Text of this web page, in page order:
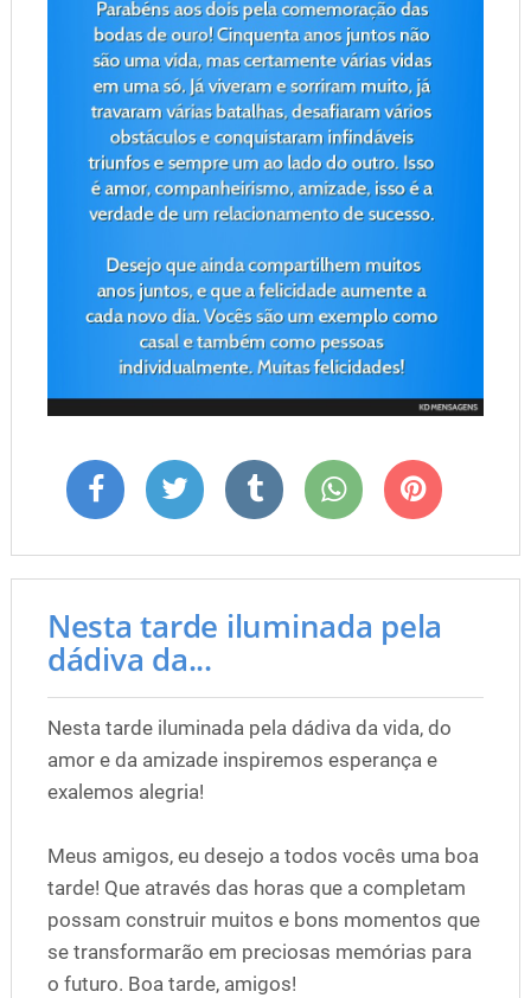
Nesta tarde iluminada pela
dádiva da...
Nesta tarde iluminada pela dádiva da vida, do
amor e da amizade inspiremos esperança e
exalemos alegria!
Meus amigos, eu desejo a todos vocês uma boa
tarde! Que através das horas que a completam
possam construir muitos e bons momentos que
se transformarão em preciosas memórias para
o futuro. Boa tarde, amigos!